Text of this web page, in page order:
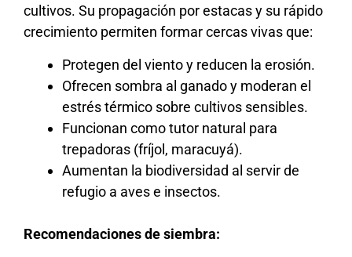
cultivos. Su propagación por estacas y su rápido
crecimiento permiten formar cercas vivas que:
Protegen del viento y reducen la erosión.
Ofrecen sombra al ganado y moderan el
estrés térmico sobre cultivos sensibles.
Funcionan como tutor natural para
trepadoras (fríjol, maracuyá).
Aumentan la biodiversidad al servir de
refugio a aves e insectos.
Recomendaciones de siembra: